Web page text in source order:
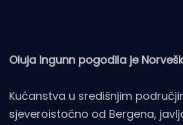
Oluja Ingunn pogodila je
Kućanstva u središnjim
sjeveroistočno od Bergena,